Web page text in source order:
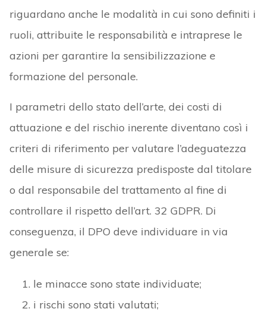
riguardano anche le modalità in cui sono definiti i
ruoli, attribuite le responsabilità e intraprese le
azioni per garantire la sensibilizzazione e
formazione del personale.
I parametri dello stato dell’arte, dei costi di
attuazione e del rischio inerente diventano così i
criteri di riferimento per valutare l’adeguatezza
delle misure di sicurezza predisposte dal titolare
o dal responsabile del trattamento al fine di
controllare il rispetto dell’art. 32 GDPR. Di
conseguenza, il DPO deve individuare in via
generale se:
le minacce sono state individuate;
i rischi sono stati valutati;